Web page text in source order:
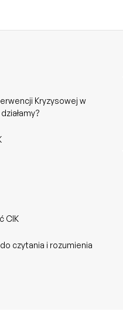
Kryzysowej w
CIK
czytania i rozumienia